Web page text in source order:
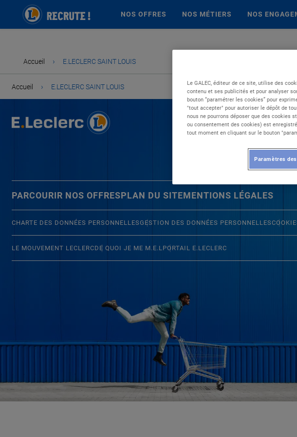
NOS OFFRES NOS MÉTIERS NOS
Accueil › E.LECLERC SAINT LOUIS
Accueil › E.LECLERC SAINT LOUIS
PARCOURIR NOS OFFRESPLAN DU SITEMENTIONS LÉGALES
CHARTE DES DONNÉES PERSONNELLESGESTION DES DONNÉES PERSONNELLES
LE MOUVEMENT LECLERCDE QUOI JE ME M.E.LPORTAIL E.LECLERC
Le GALEC, éditeur de ce site, utilise des
contenu et ses publicités et pour analyser
bouton “paramétrer les cookies” pour
"tout accepter" pour autoriser le dépôt de
nous ne pourrons déposer que des cookies
ou consentement des cookies) est
tout moment en cliquant sur le bouton
Paramètres